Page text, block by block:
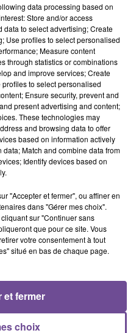
un assistant de gestion
: accueillir un public de
les documents
du CFA. Assurer le
en lien avec des
les différentes
concernés afin d'assurer
: 161YPZZ
ACTUS
data processing based on
Store and/or access
to select advertising; Create
Use profiles to select personalised
Measure content
through statistics or combinations
and improve services; Create
to select personalised
Ensure security, prevent and
present advertising and content;
These technologies may
and browsing data to offer
based on information actively
Match and combine data from
Identify devices based on
"Accepter et fermer", ou affiner en
dans "Gérer mes choix".
sur "Continuer sans
que pour ce site. Vous
votre consentement à tout
situé en bas de chaque page.
choix
et fermer